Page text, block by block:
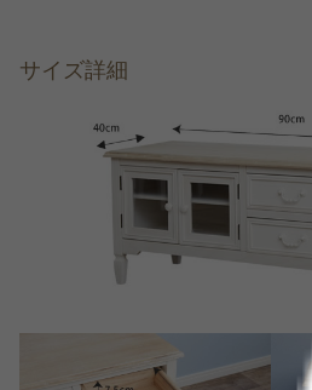
サイズ詳細